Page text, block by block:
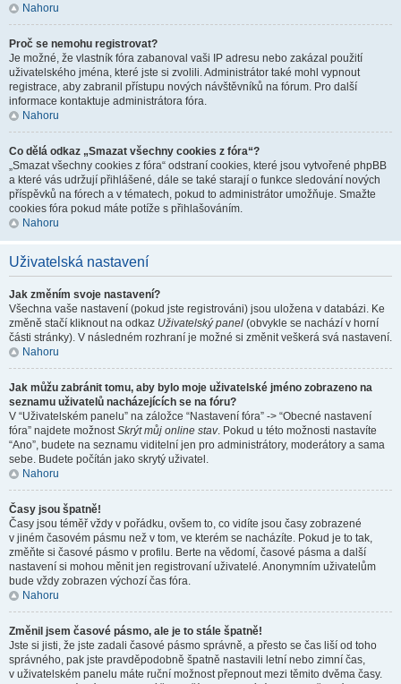
Nahoru
Proč se nemohu registrovat?
Je možné, že vlastník fóra zabanoval vaši IP adresu nebo zakázal použití
uživatelského jména, které jste si zvolili. Administrátor také mohl vypnout
registrace, aby zabranil přístupu nových návštěvníků na fórum. Pro další
informace kontaktuje administrátora fóra.
Nahoru
Co dělá odkaz „Smazat všechny cookies z fóra“?
„Smazat všechny cookies z fóra“ odstraní cookies, které jsou vytvořené phpBB
a které vás udržují přihlášené, dále se také starají o funkce sledování nových
příspěvků na fórech a v tématech, pokud to administrátor umožňuje. Smažte
cookies fóra pokud máte potíže s přihlašováním.
Nahoru
Uživatelská nastavení
Jak změním svoje nastavení?
Všechna vaše nastavení (pokud jste registrováni) jsou uložena v databázi. Ke
změně stačí kliknout na odkaz Uživatelský panel (obvykle se nachází v horní
části stránky). V následném rozhraní je možné si změnit veškerá svá nastavení.
Nahoru
Jak můžu zabránit tomu, aby bylo moje uživatelské jméno zobrazeno na
seznamu uživatelů nacházejících se na fóru?
V “Uživatelském panelu” na záložce “Nastavení fóra” -> “Obecné nastavení
fóra” najdete možnostSkrýt můj online stav. Pokud u této možnosti nastavíte
“Ano”, budete na seznamu viditelní jen pro administrátory, moderátory a sama
sebe. Budete počítán jako skrytý uživatel.
Nahoru
Časy jsou špatně!
Časy jsou téměř vždy v pořádku, ovšem to, co vidíte jsou časy zobrazené
v jiném časovém pásmu než v tom, ve kterém se nacházíte. Pokud je to tak,
změňte si časové pásmo v profilu. Berte na vědomí, časové pásma a další
nastavení si mohou měnit jen registrovaní uživatelé. Anonymním uživatelům
bude vždy zobrazen výchozí čas fóra.
Nahoru
Změnil jsem časové pásmo, ale je to stále špatně!
Jste si jisti, že jste zadali časové pásmo správně, a přesto se čas liší od toho
správného, pak jste pravděpodobně špatně nastavili letní nebo zimní čas,
v uživatelském panelu máte ruční možnost přepnout mezi těmito dvěma časy.